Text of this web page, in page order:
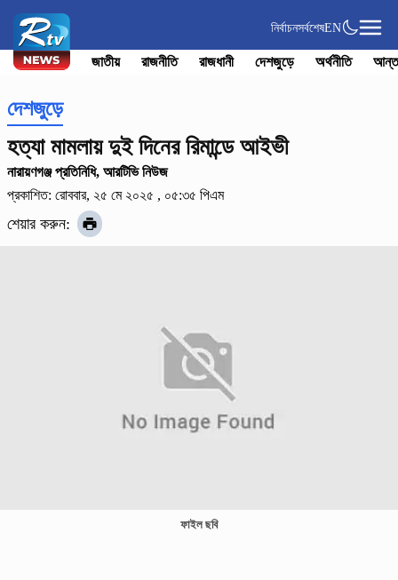
নির্বাচনসর্বশেষEN
জাতীয় রাজনীতি রাজধানী দেশজুড়ে অর্থনীতি
দেশজুড়ে
হত্যা মামলায় দুই দিনের রিমান্ডে আইভী
নারায়ণগঞ্জ প্রতিনিধি, আরটিভি নিউজ
প্রকাশিত: রোববার, ২৫ মে ২০২৫ , ০৫:৩৫ পিএম
শেয়ার করুন:
ফাইল ছবি